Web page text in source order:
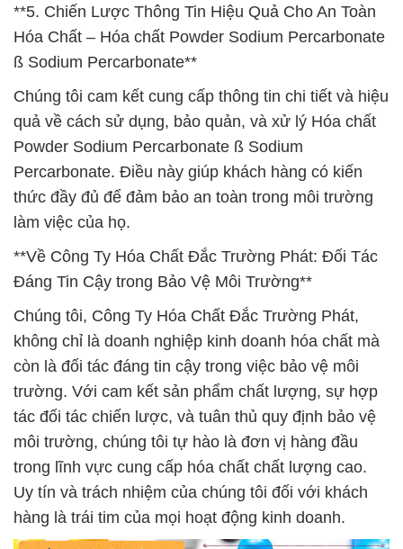
**5. Chiến Lược Thông Tin Hiệu Quả Cho An Toàn
Hóa Chất – Hóa chất Powder Sodium Percarbonate
ß Sodium Percarbonate**
Chúng tôi cam kết cung cấp thông tin chi tiết và hiệu
quả về cách sử dụng, bảo quản, và xử lý Hóa chất
Powder Sodium Percarbonate ß Sodium
Percarbonate. Điều này giúp khách hàng có kiến
thức đầy đủ để đảm bảo an toàn trong môi trường
làm việc của họ.
**Về Công Ty Hóa Chất Đắc Trường Phát: Đối Tác
Đáng Tin Cậy trong Bảo Vệ Môi Trường**
Chúng tôi, Công Ty Hóa Chất Đắc Trường Phát,
không chỉ là doanh nghiệp kinh doanh hóa chất mà
còn là đối tác đáng tin cậy trong việc bảo vệ môi
trường. Với cam kết sản phẩm chất lượng, sự hợp
tác đối tác chiến lược, và tuân thủ quy định bảo vệ
môi trường, chúng tôi tự hào là đơn vị hàng đầu
trong lĩnh vực cung cấp hóa chất chất lượng cao.
Uy tín và trách nhiệm của chúng tôi đối với khách
hàng là trái tim của mọi hoạt động kinh doanh.